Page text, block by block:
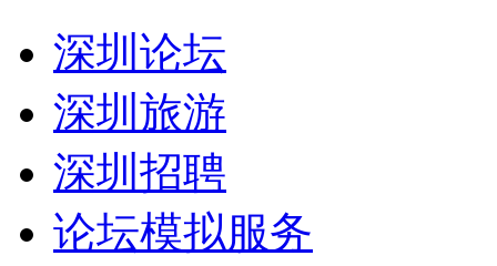
深圳论坛
深圳旅游
深圳招聘
论坛模拟服务